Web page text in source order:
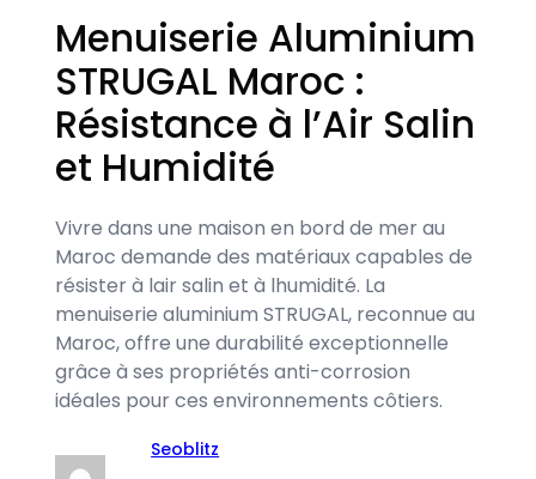
Menuiserie Aluminium
STRUGAL Maroc :
Résistance à l’Air Salin
et Humidité
Vivre dans une maison en bord de mer au
Maroc demande des matériaux capables de
résister à lair salin et à lhumidité. La
menuiserie aluminium STRUGAL, reconnue au
Maroc, offre une durabilité exceptionnelle
grâce à ses propriétés anti-corrosion
idéales pour ces environnements côtiers.
Seoblitz